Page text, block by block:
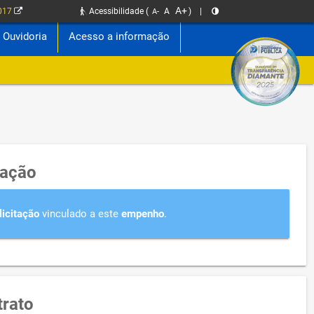
Acessibilidade ( A- A A+)
Ouvidoria Acesso a informação
licitação vinculado a esteempenho.